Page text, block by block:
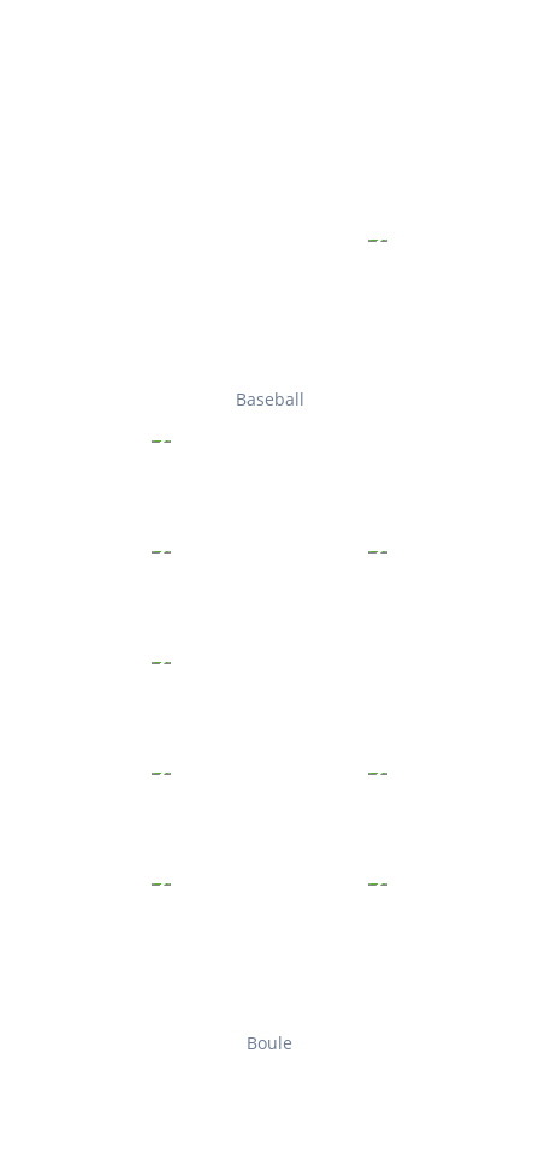
Baseball
Boule